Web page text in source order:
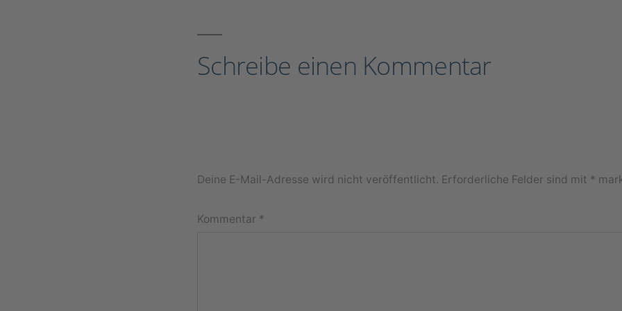
Schreibe einen Kommentar
Deine E-Mail-Adresse wird nicht veröffentlicht. Erforderliche Felder sind mit *
Kommentar *